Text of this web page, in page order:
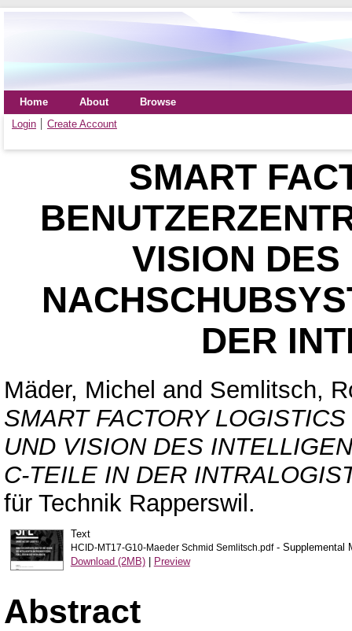
Home About
Browse
Login
Create Account
SMART
VISION
DER
Mäder, Michel and Semlitsch,
SMART FACTORY
UND VISION DES
C-TEILE IN DER
für Technik Rapperswil.
Text
HCID-MT17-G10-Maeder Schmid Semlitsch.pdf- Supplemental
Download (2MB)| Preview
Abstract